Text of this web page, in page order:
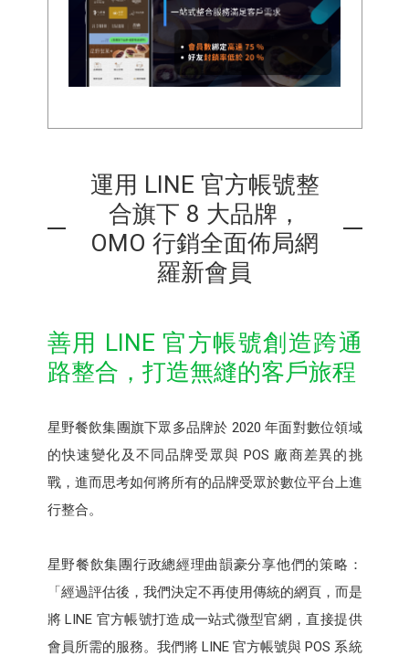
運用 LINE 官方帳號整
合旗下 8 大品牌，
OMO 行銷全面佈局網
羅新會員
善用 LINE 官方帳號創造跨通
路整合，打造無縫的客戶旅程
星野餐飲集團旗下眾多品牌於 2020 年面對數位領域
的快速變化及不同品牌受眾與 POS 廠商差異的挑
戰，進而思考如何將所有的品牌受眾於數位平台上進
行整合。
星野餐飲集團行政總經理曲韻豪分享他們的策略：
「經過評估後，我們決定不再使用傳統的網頁，而是
將 LINE 官方帳號打造成一站式微型官網，直接提供
會員所需的服務。我們將 LINE 官方帳號與 POS 系統